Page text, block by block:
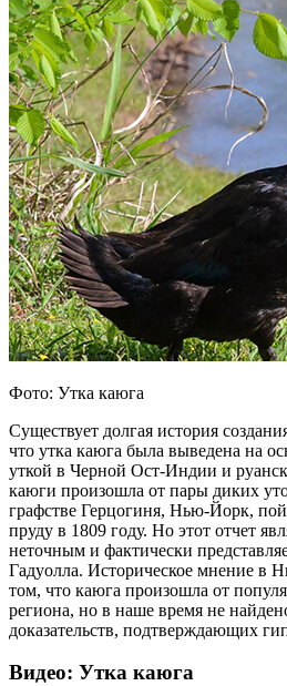
Фото: Утка каюга
Существует долгая история
что утка каюга была выведена на
уткой в Черной Ост-Индии и
каюги произошла от пары диких
графстве Герцогиня, Нью-Йорк,
пруду в 1809 году. Но этот отчет
неточным и фактически
Гадуолла. Историческое мнение в
том, что каюга произошла от
региона, но в наше время не
доказательств, подтверждающих
Видео: Утка каюга